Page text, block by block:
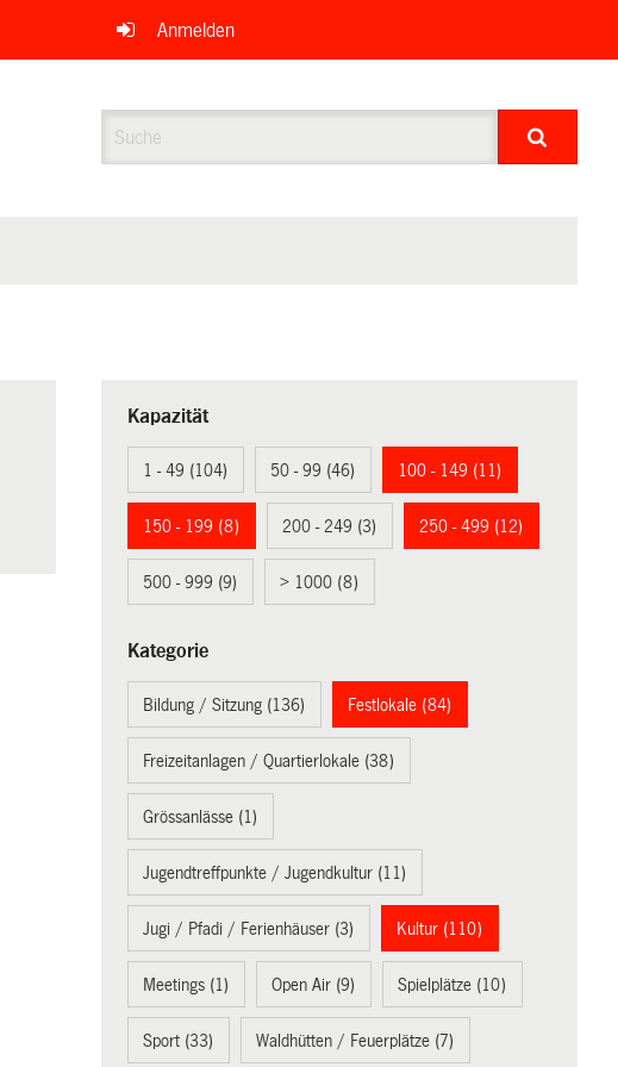
Anmelden
Kapazität
1 - 49 (104) 50 - 99 (46) 100 - 149 (11)
150 - 199 (8) 200 - 249 (3) 250 - 499 (12)
500 - 999 (9) > 1000 (8)
Kategorie
Bildung / Sitzung (136) Festlokale (84)
Freizeitanlagen / Quartierlokale (38)
Grössanlässe (1)
Jugendtreffpunkte / Jugendkultur (11)
Jugi / Pfadi / Ferienhäuser (3) Kultur (110)
Meetings (1) Open Air (9) Spielplätze (10)
Sport (33) Waldhütten / Feuerplätze (7)